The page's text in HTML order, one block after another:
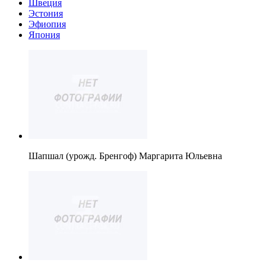
Швеция
Эстония
Эфиопия
Япония
Шапшал (урожд. Бренгоф) Маргарита Юльевна